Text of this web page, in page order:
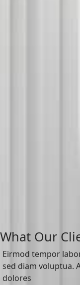
What Our
Eirmod tempor
sed diam voluptua.
dolores